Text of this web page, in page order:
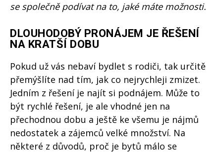
se společně podívat na to, jaké máte možnosti.
DLOUHODOBÝ PRONÁJEM JE ŘEŠENÍ
NA KRATŠÍ DOBU
Pokud už vás nebaví bydlet s rodiči, tak určitě
přemýšlíte nad tím, jak co nejrychleji zmizet.
Jedním z řešení je najít si podnájem. Může to
být rychlé řešení, je ale vhodné jen na
přechodnou dobu a ještě ke všemu je nájmů
nedostatek a zájemců velké množství. Na
některé z důvodů, proč je bytů málo se